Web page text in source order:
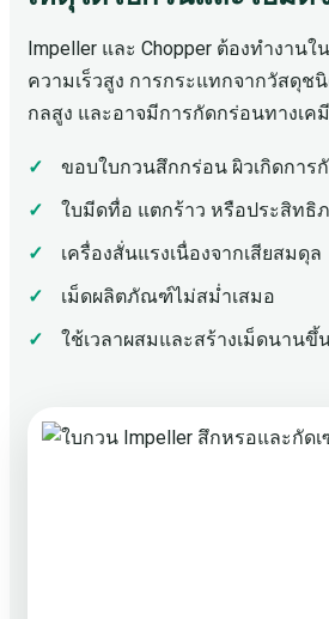
Impeller และ Chopper ต้องทำงาน
ความเร็วสูง การกระแทกจากวัสดุช
กลสูง และอาจมีการกัดกร่อนทางเค
ขอบใบกวนสึกกร่อน ผิวเกิดการกั
ใบมีดทื่อ แตกร้าว หรือประสิทธิ
เครื่องสั่นแรงเนื่องจากเสียสมดุล
เม็ดผลิตภัณฑ์ไม่สม่ำเสมอ
ใช้เวลาผสมและสร้างเม็ดนานขึ้